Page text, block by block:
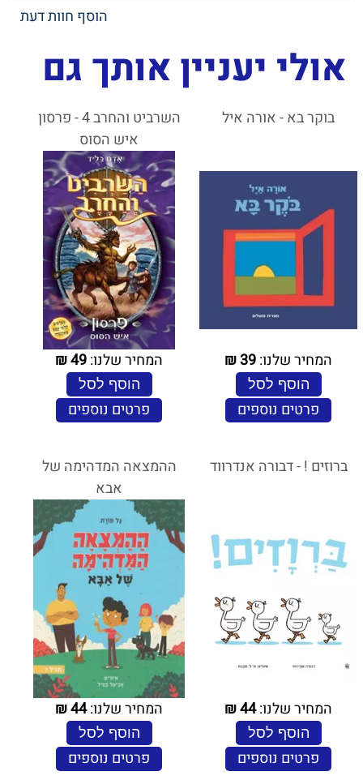
הוסף חוות דעת
אולי יעניין אותך גם
בוקר בא - אורה איל
המחיר שלנו:39
₪
הוסף לסל
פרטים נוספים
השרביט והחרב 4 - פרסון
איש הסוס
המחיר שלנו:49
₪
הוסף לסל
פרטים נוספים
ברוזים ! - דבורה אנדרווד
המחיר שלנו:44
₪
הוסף לסל
פרטים נוספים
ההמצאה המדהימה של
אבא
המחיר שלנו:44
₪
הוסף לסל
פרטים נוספים